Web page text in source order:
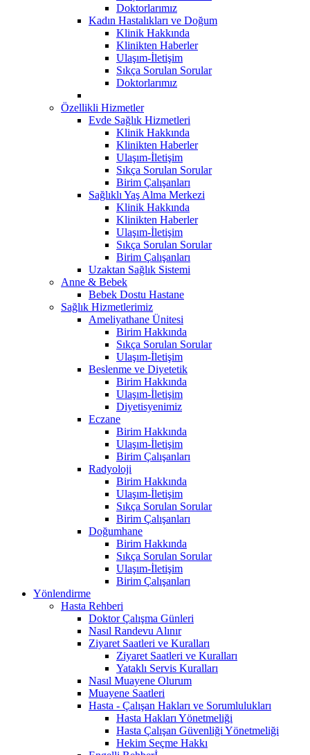
Doktorlarımız
Kadın Hastalıkları ve Doğum
Klinik Hakkında
Klinikten Haberler
Ulaşım-İletişim
Sıkça Sorulan Sorular
Doktorlarımız
Özellikli Hizmetler
Evde Sağlık Hizmetleri
Klinik Hakkında
Klinikten Haberler
Ulaşım-İletişim
Sıkça Sorulan Sorular
Birim Çalışanları
Sağlıklı Yaş Alma Merkezi
Klinik Hakkında
Klinikten Haberler
Ulaşım-İletişim
Sıkça Sorulan Sorular
Birim Çalışanları
Uzaktan Sağlık Sistemi
Anne & Bebek
Bebek Dostu Hastane
Sağlık Hizmetlerimiz
Ameliyathane Ünitesi
Birim Hakkında
Sıkça Sorulan Sorular
Ulaşım-İletişim
Beslenme ve Diyetetik
Birim Hakkında
Ulaşım-İletişim
Diyetisyenimiz
Eczane
Birim Hakkında
Ulaşım-İletişim
Birim Çalışanları
Radyoloji
Birim Hakkında
Ulaşım-İletişim
Sıkça Sorulan Sorular
Birim Çalışanları
Doğumhane
Birim Hakkında
Sıkça Sorulan Sorular
Ulaşım-İletişim
Birim Çalışanları
Yönlendirme
Hasta Rehberi
Doktor Çalışma Günleri
Nasıl Randevu Alınır
Ziyaret Saatleri ve Kuralları
Ziyaret Saatleri ve Kuralları
Yataklı Servis Kuralları
Nasıl Muayene Olurum
Muayene Saatleri
Hasta - Çalışan Hakları ve Sorumlulukları
Hasta Hakları Yönetmeliği
Hasta Çalışan Güvenliği Yönetmeliği
Hekim Seçme Hakkı